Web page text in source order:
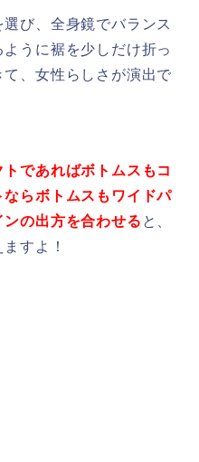
び、全身鏡でバランス
うに裾を少しだけ折っ
、女性らしさが演出で
であればボトムスもコ
らボトムスもワイドパ
の出方を合わせる と、
すよ！